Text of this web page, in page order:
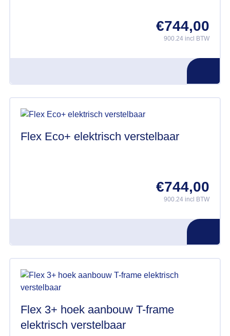
€744,00
900.24 incl BTW
Flex Eco+ elektrisch verstelbaar
€744,00
900.24 incl BTW
Flex 3+ hoek aanbouw T-frame
elektrisch verstelbaar